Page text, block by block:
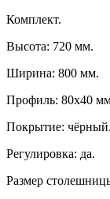
Комплект.
Высота: 720 мм.
Ширина: 800 мм.
Профиль: 80х40
Покрытие: чёрный.
Регулировка: да.
Размер